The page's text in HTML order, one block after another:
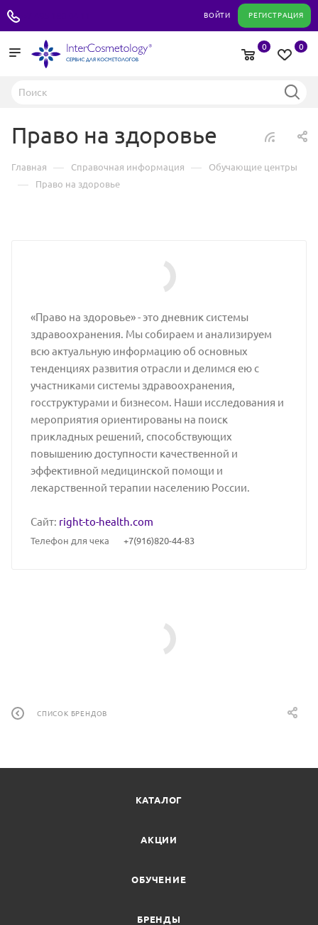
ВОЙТИ РЕГИСТРАЦИЯ
0
0
Право на здоровье
Главная — Справочная информация — Обучающие центры
— Право на здоровье
«Право на здоровье» - это дневник системы
здравоохранения. Мы собираем и анализируем
всю актуальную информацию об основных
тенденциях развития отрасли и делимся ею с
участниками системы здравоохранения,
госструктурами и бизнесом. Наши исследования и
мероприятия ориентированы на поиск
прикладных решений, способствующих
повышению доступности качественной и
эффективной медицинской помощи и
лекарственной терапии населению России.
Сайт: right-to-health.com
Телефон для чека +7(916)820-44-83
СПИСОК БРЕНДОВ
КАТАЛОГ
АКЦИИ
ОБУЧЕНИЕ
БРЕНДЫ